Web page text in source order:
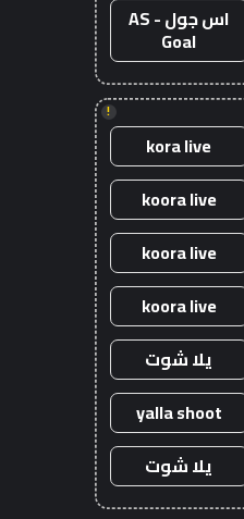
اس جول - AS
Goal
!
kora live
koora live
koora live
koora live
يلا شوت
yalla shoot
يلا شوت